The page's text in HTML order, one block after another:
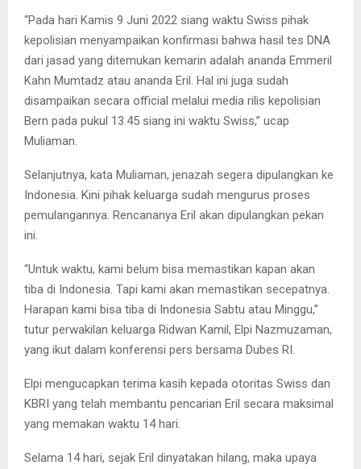
“Pada hari Kamis 9 Juni 2022 siang waktu Swiss pihak
kepolisian menyampaikan konfirmasi bahwa hasil tes DNA
dari jasad yang ditemukan kemarin adalah ananda Emmeril
Kahn Mumtadz atau ananda Eril. Hal ini juga sudah
disampaikan secara official melalui media rilis kepolisian
Bern pada pukul 13.45 siang ini waktu Swiss,” ucap
Muliaman.
Selanjutnya, kata Muliaman, jenazah segera dipulangkan ke
Indonesia. Kini pihak keluarga sudah mengurus proses
pemulangannya. Rencananya Eril akan dipulangkan pekan
ini.
“Untuk waktu, kami belum bisa memastikan kapan akan
tiba di Indonesia. Tapi kami akan memastikan secepatnya.
Harapan kami bisa tiba di Indonesia Sabtu atau Minggu,”
tutur perwakilan keluarga Ridwan Kamil, Elpi Nazmuzaman,
yang ikut dalam konferensi pers bersama Dubes RI.
Elpi mengucapkan terima kasih kepada otoritas Swiss dan
KBRI yang telah membantu pencarian Eril secara maksimal
yang memakan waktu 14 hari.
Selama 14 hari, sejak Eril dinyatakan hilang, maka upaya